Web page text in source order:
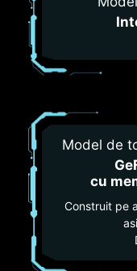
Model de
cu
Construit pe